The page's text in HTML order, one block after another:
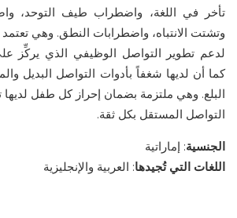
تأخر في اللغة، واضطراب طيف التوحد،
وتشتت الانتباه، واضطرابات النطق. وهي تعتمد
لدعم تطوير التواصل الوظيفي الذي يركّز
كما أن لديها شغفاً بأدوات التواصل البديل
البلع. وهي ملتزمة بضمان إحراز كل طفل لديها
التواصل المستقل بكل ثقة.
الجنسية: إماراتية
اللغات التي تُجيدها: العربية والإنجليزية